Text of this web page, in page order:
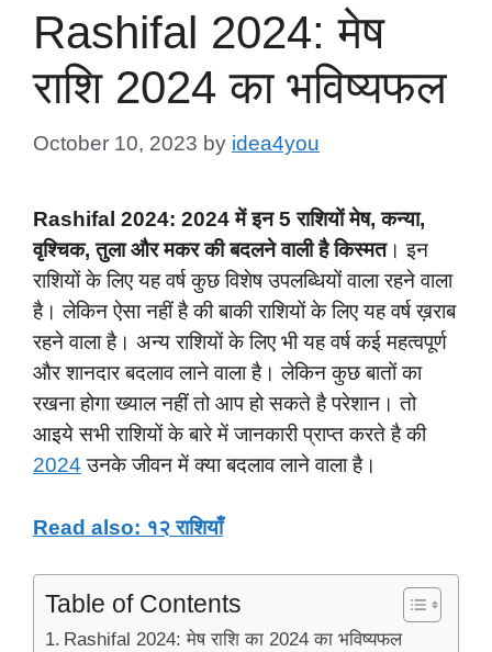
Rashifal 2024: मेष
राशि 2024 का भविष्यफल
October 10, 2023 by idea4you
Rashifal 2024: 2024 में इन 5 राशियों मेष, कन्या,
वृश्चिक, तुला और मकर की बदलने वाली है किस्मत। इन
राशियों के लिए यह वर्ष कुछ विशेष उपलब्धियों वाला रहने वाला
है। लेकिन ऐसा नहीं है की बाकी राशियों के लिए यह वर्ष ख़राब
रहने वाला है। अन्य राशियों के लिए भी यह वर्ष कई महत्वपूर्ण
और शानदार बदलाव लाने वाला है। लेकिन कुछ बातों का
रखना होगा ख्याल नहीं तो आप हो सकते है परेशान। तो
आइये सभी राशियों के बारे में जानकारी प्राप्त करते है की
2024 उनके जीवन में क्या बदलाव लाने वाला है।
Read also: १२ राशियाँ
Table of Contents
Rashifal 2024: मेष राशि का 2024 का भविष्यफल